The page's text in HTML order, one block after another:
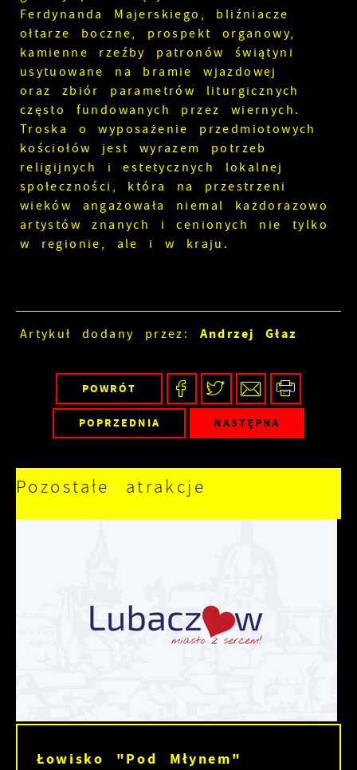
Ferdynanda Majerskiego, bliźniacze
ołtarze boczne, prospekt organowy,
kamienne rzeźby patronów świątyni
usytuowane na bramie wjazdowej
oraz zbiór parametrów liturgicznych
często fundowanych przez wiernych.
Troska o wyposażenie przedmiotowych
kościołów jest wyrazem potrzeb
religijnych i estetycznych lokalnej
społeczności, która na przestrzeni
wieków angażowała niemal każdorazowo
artystów znanych i cenionych nie tylko
w regionie, ale i w kraju.
Artykuł dodany przez: Andrzej Głaz
POWRÓT
POPRZEDNIA NASTĘPNA
Pozostałe atrakcje
Łowisko "Pod Młynem"